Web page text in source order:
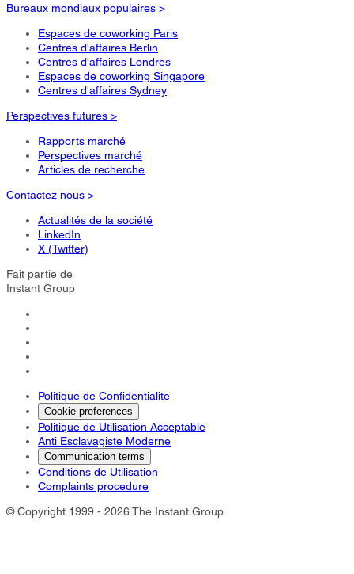
Bureaux mondiaux populaires >
Espaces de coworking Paris
Centres d'affaires Berlin
Centres d'affaires Londres
Espaces de coworking Singapore
Centres d'affaires Sydney
Perspectives futures >
Rapports marché
Perspectives marché
Articles de recherche
Contactez nous >
Actualités de la société
LinkedIn
X (Twitter)
Fait partie de
Instant Group
Politique de Confidentialite
Cookie preferences
Politique de Utilisation Acceptable
Anti Esclavagiste Moderne
Communication terms
Conditions de Utilisation
Complaints procedure
© Copyright 1999 - 2026 The Instant Group